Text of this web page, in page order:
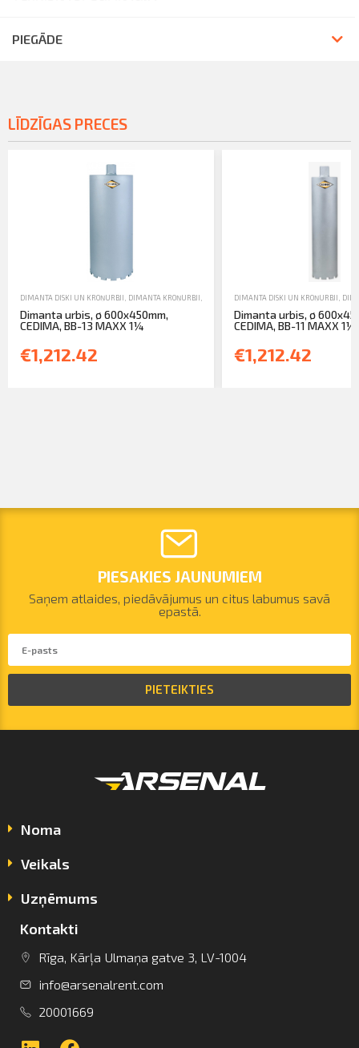
PIEGĀDE
LĪDZĪGAS PRECES
DIMANTA DISKI UN KROŅURBJI DIMANTA KROŅURBJI JAUNA TEHNIKA
Dimanta urbis, ø 600x450mm,
CEDIMA, BB-13 MAXX 1¼
€1,212.42
DIMANTA DISKI UN KROŅURBJI
Dimanta urbis, ø
CEDIMA, BB-11 MAXX 1¼“
€1,212.42
PIESAKIES JAUNUMIEM
Saņem atlaides, piedāvājumus un citus labumus savā
epastā.
PIETEIKTIES
Noma
Veikals
Uzņēmums
Kontakti
Rīga, Kārļa Ulmaņa gatve 3, LV-1004
info@arsenalrent.com
20001669